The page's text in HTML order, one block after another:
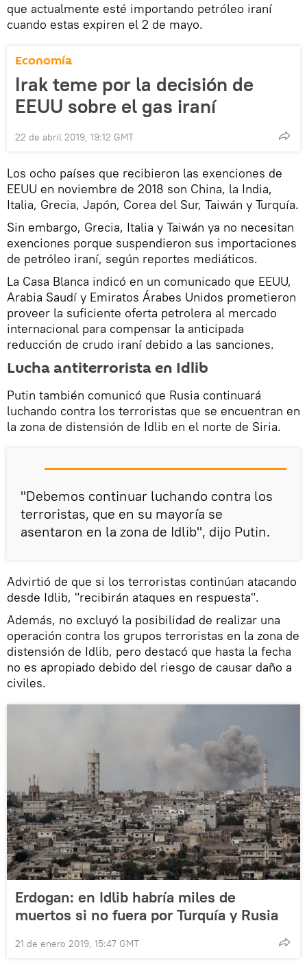
que actualmente esté importando petróleo iraní
cuando estas expiren el 2 de mayo.
Economía
Irak teme por la decisión de
EEUU sobre el gas iraní
22 de abril 2019, 19:12 GMT
Los ocho países que recibieron las exenciones de
EEUU en noviembre de 2018 son China, la India,
Italia, Grecia, Japón, Corea del Sur, Taiwán y Turquía.
Sin embargo, Grecia, Italia y Taiwán ya no necesitan
exenciones porque suspendieron sus importaciones
de petróleo iraní, según reportes mediáticos.
La Casa Blanca indicó en un comunicado que EEUU,
Arabia Saudí y Emiratos Árabes Unidos prometieron
proveer la suficiente oferta petrolera al mercado
internacional para compensar la anticipada
reducción de crudo iraní debido a las sanciones.
Lucha antiterrorista en Idlib
Putin también comunicó que Rusia continuará
luchando contra los terroristas que se encuentran en
la zona de distensión de Idlib en el norte de Siria.
"Debemos continuar luchando contra los
terroristas, que en su mayoría se
asentaron en la zona de Idlib", dijo Putin.
Advirtió de que si los terroristas continúan atacando
desde Idlib, "recibirán ataques en respuesta".
Además, no excluyó la posibilidad de realizar una
operación contra los grupos terroristas en la zona de
distensión de Idlib, pero destacó que hasta la fecha
no es apropiado debido del riesgo de causar daño a
civiles.
Erdogan: en Idlib habría miles de
muertos si no fuera por Turquía y Rusia
21 de enero 2019, 15:47 GMT